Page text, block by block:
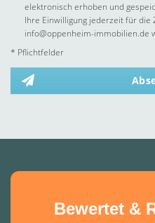
elektronisch erhoben und
Ihre Einwilligung jederzeit für die
info@oppenheim-immobilien.de
* Pflichtfelder